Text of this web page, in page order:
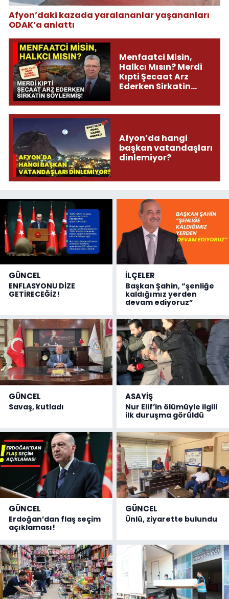
Afyon’daki kazada yaralananlar yaşananları
ODAK’a anlattı
Menfaatci Misin,
Halkcı Mısın? Merdi
Kıpti Şecaat Arz
Ederken Sirkatin
Afyon’da hangi
başkan vatandaşları
dinlemiyor?
GÜNCEL
ENFLASYONU DİZE
GETİRECEĞİZ!
İLÇELER
Başkan Şahin, “şenliğe
kaldığımız yerden
devam ediyoruz”
GÜNCEL
Savaş, kutladı
ASAYİŞ
Nur Elif’in ölümüyle ilgili
ilk duruşma görüldü
GÜNCEL
Erdoğan’dan flaş seçim
açıklaması!
GÜNCEL
Ünlü, ziyarette bulundu